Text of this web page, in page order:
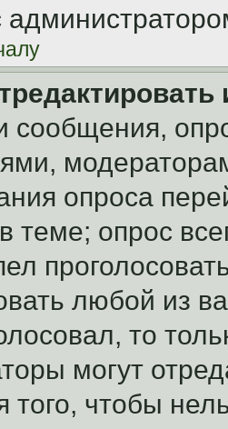
сообщения,
опроса
теме; опрос
любой из
то
могут
того, чтобы